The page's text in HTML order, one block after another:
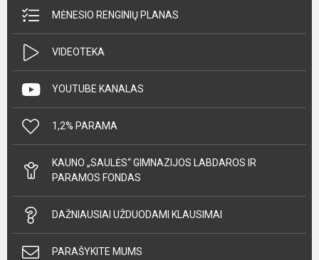
MĖNESIO RENGINIŲ PLANAS
VIDEOTEKA
YOUTUBE KANALAS
1,2% PARAMA
KAUNO „SAULĖS“ GIMNAZIJOS LABDAROS IR
PARAMOS FONDAS
DAŽNIAUSIAI UŽDUODAMI KLAUSIMAI
PARAŠYKITE MUMS